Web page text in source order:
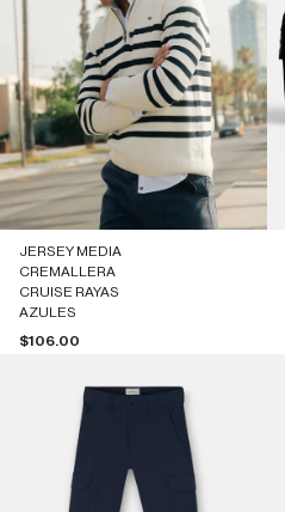
JERSEY MEDIA
CREMALLERA
CRUISE RAYAS
AZULES
Precio de oferta
$106.00